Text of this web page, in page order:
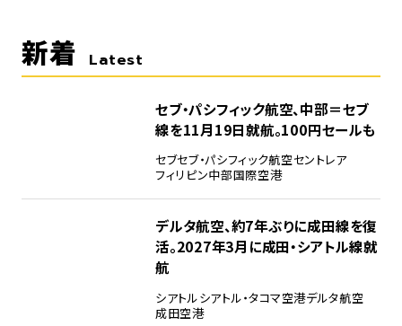
新着 Latest
セブ・パシフィック航空、中部＝セブ
線を11月19日就航。100円セールも
セブセブ・パシフィック航空セントレア
フィリピン中部国際空港
デルタ航空、約7年ぶりに成田線を復
活。2027年3月に成田・シアトル線就
航
シアトルシアトル・タコマ空港デルタ航空
成田空港